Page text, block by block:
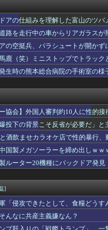
学校の入学祝いを渡した。届いた
益。2000年のアニメ放送当時を上
」
ップ」のミッションは融合しない
師の力で硬派ファンタジーと誤解
ーでも運命の対比が美しい…【ス
む 情報提供が累計1万3600件超
に立ち向かうアクションRPGアド
ゆ味、圧倒的に人気なしｗｗｗｗ
アの仕組みを理解した富山のツバ
路を走行中の車からリアガラス
の空挺兵、パラシュートが開かず
鹿（笑）ミニストップでトラック
生時の熊本総合病院の手術室の様
ー協会】外国人審判約10人に性的
投下の背景こそ反省が必要だ」と
酒飲ませカラオケ店で性的暴行
国製メガソーラーを締め出しｗｗ
製ルーター20機種にバックドア発
]
「侵攻できたとして、食糧どうす
んなに共産主義嫌なん？